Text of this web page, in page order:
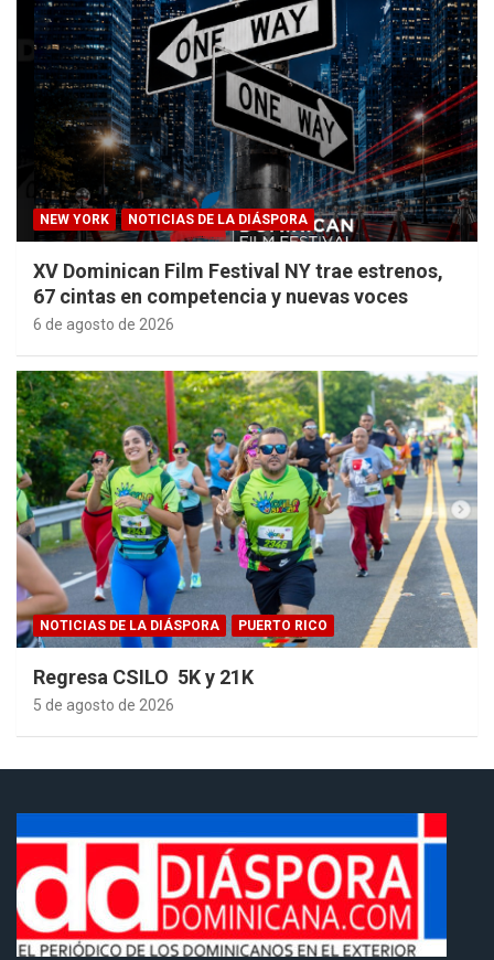
NEW YORK NOTICIAS DE LA DIÁSPORA
XV Dominican Film Festival NY trae estrenos,
67 cintas en competencia y nuevas voces
6 de agosto de 2026
NOTICIAS DE LA DIÁSPORA PUERTO RICO
Regresa CSILO 5K y 21K
5 de agosto de 2026